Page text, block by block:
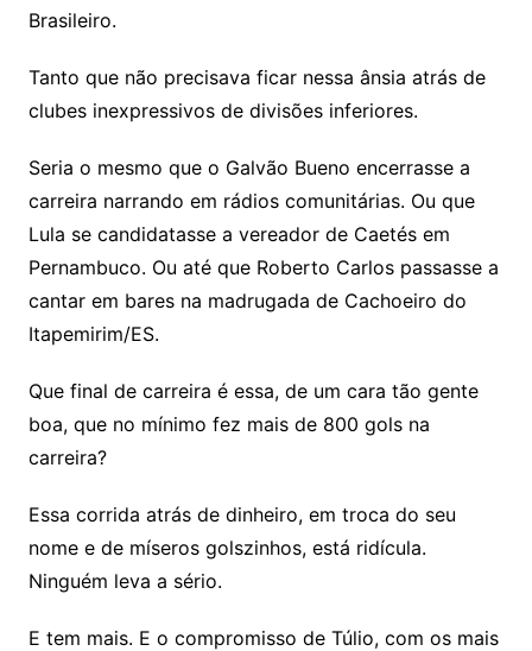
Brasileiro.
Tanto que não precisava ficar nessa ânsia atrás de
clubes inexpressivos de divisões inferiores.
Seria o mesmo que o Galvão Bueno encerrasse a
carreira narrando em rádios comunitárias. Ou que
Lula se candidatasse a vereador de Caetés em
Pernambuco. Ou até que Roberto Carlos passasse a
cantar em bares na madrugada de Cachoeiro do
Itapemirim/ES.
Que final de carreira é essa, de um cara tão gente
boa, que no mínimo fez mais de 800 gols na
carreira?
Essa corrida atrás de dinheiro, em troca do seu
nome e de míseros golszinhos, está ridícula.
Ninguém leva a sério.
E tem mais. E o compromisso de Túlio, com os mais